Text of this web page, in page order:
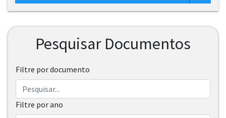
Pesquisar Documentos
Filtre por documento
Filtre por ano